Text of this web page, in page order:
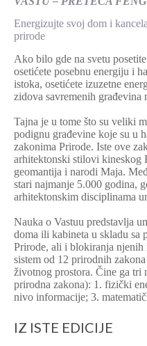
Energizujte svoj dom i
prirode
Ako bilo gde na svetu
osetićete posebnu energiju i
istoka, osetićete izuzetne
zidova savremenih građevina
Tajna je u tome što su veliki
podignu građevine koje su u
zakonima Prirode. Iste ove
arhitektonski stilovi kineskog
geomantija i narodi Maja.
stari najmanje 5.000 godina,
arhitektonskim disciplinama
Nauka o Vastuu predstavlja
doma ili kabineta u skladu sa
Prirode, ali i blokiranja njenih
sistem od 12 prirodnih
životnog prostora. Čine ga tri
prirodna zakona): 1. fizički
nivo informacije; 3.
IZ ISTE EDICIJE